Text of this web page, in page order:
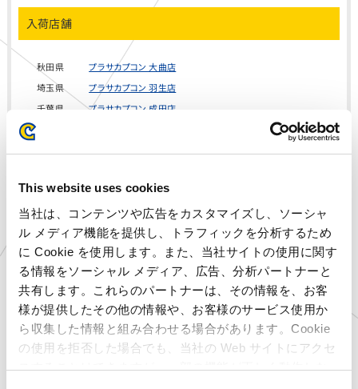
This website uses cookies
当社は、コンテンツや広告をカスタマイズし、ソーシャ
ル メディア機能を提供し、トラフィックを分析するため
に Cookie を使用します。また、当社サイトの使用に関す
る情報をソーシャル メディア、広告、分析パートナーと
共有します。これらのパートナーは、その情報を、お客
様が提供したその他の情報や、お客様のサービス使用か
ら収集した情報と組み合わせる場合があります。Cookie
の使用を拒否した場合でも、当社の Web サイトにアクセ
スすることはできますが、一部の機能が正しく動作しな
入荷店舗
秋田県
プラサカプコン 大曲店
埼玉県
プラサカプコン 羽生店
千葉県
プラサカプコン 成田店
神奈川県
愛知県
プラサカプコン 稲沢店
京都府
プラサカプコン 京都店
広島県
プラサカプコン 広島店
愛媛県
プラサカプコン 新居浜店
高知県
プラサカプコン 高知店
福岡県
プラサカプコン 直方店
大分県
プラサカプコン 大分店
石川県
MIRAINOイオンモール白
山店
岩手県
ゲームランド 盛岡店